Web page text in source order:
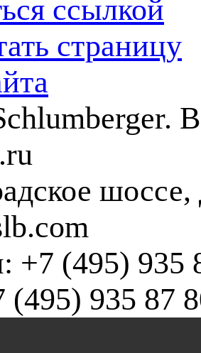
ссылкой
страницу
+7 (495) 935
(495) 935 87